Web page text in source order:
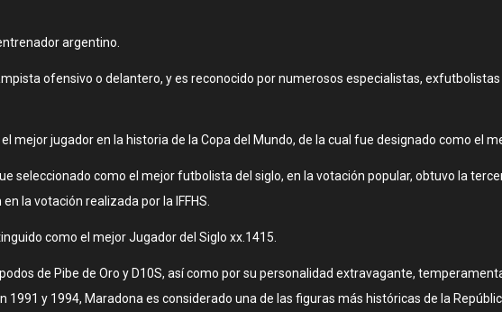
argentino.
ofensivo o delantero, y es reconocido por numerosos especialistas,
mejor jugador en la historia de la Copa del Mundo, de la cual fue designado como el
seleccionado como el mejor futbolista del siglo, en la votación popular, obtuvo la
la votación realizada por la IFFHS.
como el mejor Jugador del Siglo xx.14​15​.
de Pibe de Oro y D10S, así como por su personalidad extravagante,
y 1994, Maradona es considerado una de las figuras más históricas de la